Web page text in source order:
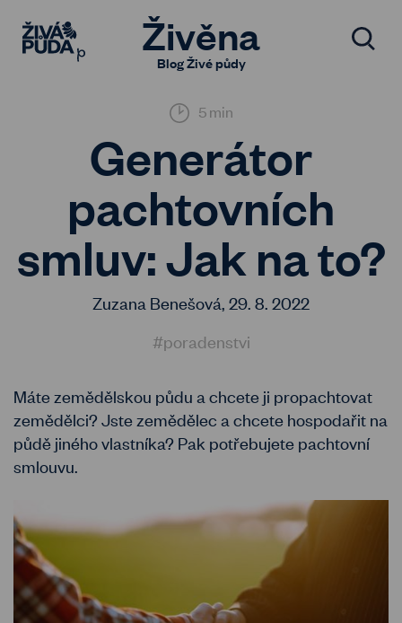
Živěna
Blog Živé půdy
5 min
Generátor
pachtovních
smluv: Jak na to?
Zuzana Benešová, 29. 8. 2022
#poradenstvi
Máte zemědělskou půdu a chcete ji propachtovat
zemědělci? Jste zemědělec a chcete hospodařit na
půdě jiného vlastníka? Pak potřebujete pachtovní
smlouvu.